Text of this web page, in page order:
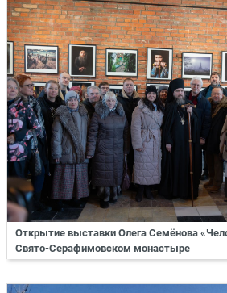
Открытие выставки Олега Семёнова
Свято-Серафимовском монастыре